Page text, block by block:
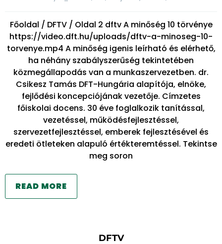
Főoldal / DFTV / Oldal 2 dftv A minőség 10 törvénye
https://video.dft.hu/uploads/dftv-a-minoseg-10-
torvenye.mp4 A minőség igenis leírható és elérhető,
ha néhány szabályszerűség tekintetében
közmegállapodás van a munkaszervezetben. dr.
Csikesz Tamás DFT-Hungária alapítója, elnöke,
fejlődési koncepciójának vezetője. Címzetes
főiskolai docens. 30 éve foglalkozik tanítással,
vezetéssel, működésfejlesztéssel,
szervezetfejlesztéssel, emberek fejlesztésével és
eredeti ötleteken alapuló értékteremtéssel. Tekintse
meg soron
READ MORE
DFTV